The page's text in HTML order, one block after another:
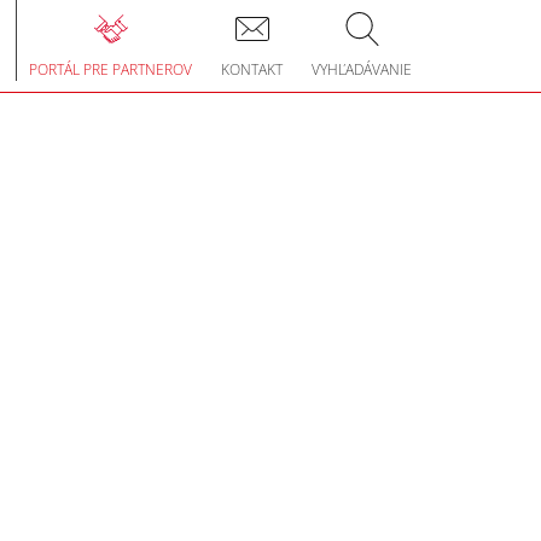
PORTÁL PRE PARTNEROV KONTAKT VYHĽADÁVANIE